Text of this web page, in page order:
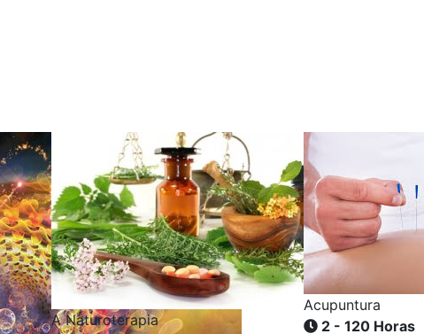
A Naturoterapia
Acupuntura
2 - 120 Horas